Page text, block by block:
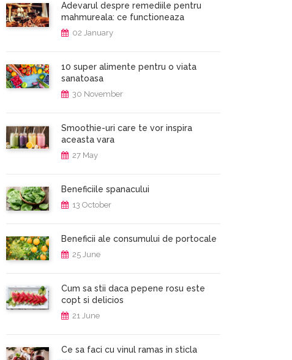
Adevarul despre remediile pentru
mahmureala: ce functioneaza
02 January
10 super alimente pentru o viata
sanatoasa
30 November
Smoothie-uri care te vor inspira
aceasta vara
27 May
Beneficiile spanacului
13 October
Beneficii ale consumului de portocale
25 June
Cum sa stii daca pepene rosu este
copt si delicios
21 June
Ce sa faci cu vinul ramas in sticla